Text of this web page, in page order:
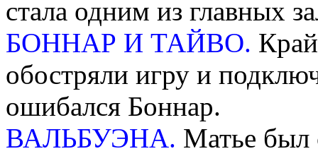
стала одним из главных
БОННАР И ТАЙВО.
обостряли игру и
ошибался Боннар.
ВАЛЬБУЭНА. Матье был